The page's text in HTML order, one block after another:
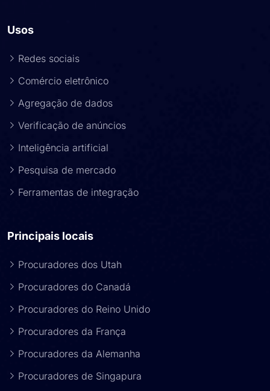
Usos
Redes sociais
Comércio eletrônico
Agregação de dados
Verificação de anúncios
Inteligência artificial
Pesquisa de mercado
Ferramentas de integração
Principais locais
Procuradores dos Utah
Procuradores do Canadá
Procuradores do Reino Unido
Procuradores da França
Procuradores da Alemanha
Procuradores de Singapura